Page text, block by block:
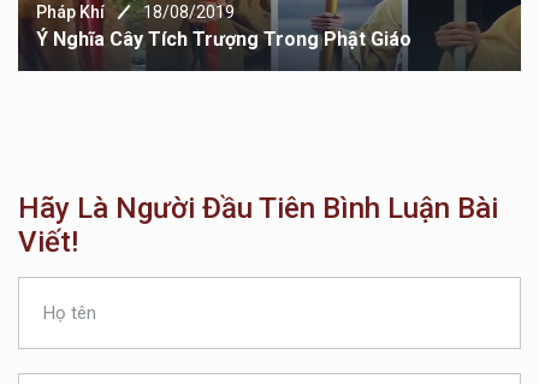
Pháp Khí 18/08/2019
Ý Nghĩa Cây Tích Trượng Trong Phật Giáo
Hãy Là Người Đầu Tiên Bình Luận Bài
Viết!